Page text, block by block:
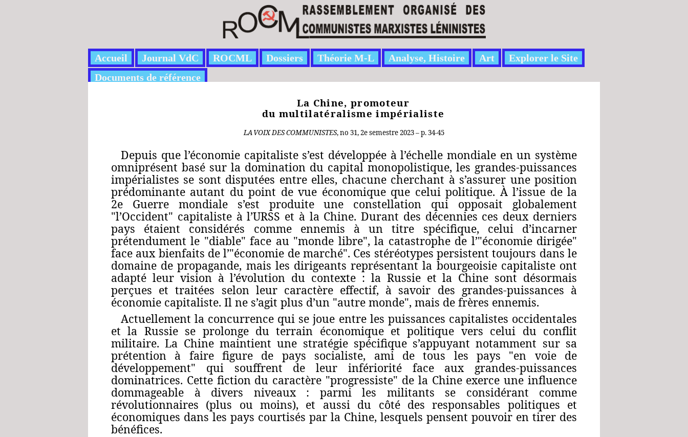
Accueil Journal VdC ROCML Dossiers Théorie M-L Analyse, Histoire Art
Explorer le Site
Documents de référence
La Chine, promoteur
du multilatéralisme impérialiste
LAVOIX DES COMMUNISTES, no 31, 2e semestre 2023 – p. 34-45
Depuis que l’économie capitaliste s’est développée à l’échelle mondiale en un système
omniprésent basé sur la domination du capital monopolistique, les grandes-puissances
impérialistes se sont disputées entre elles, chacune cherchant à s’assurer une position
prédominante autant du point de vue économique que celui politique. À l’issue de la
2e Guerre mondiale s’est produite une constellation qui opposait globalement
"l’Occident" capitaliste à l’URSS et à la Chine. Durant des décennies ces deux derniers
pays étaient considérés comme ennemis à un titre spécifique, celui d’incarner
prétendument le "diable" face au "monde libre", la catastrophe de l’"économie dirigée"
face aux bienfaits de l’"économie de marché". Ces stéréotypes persistent toujours dans le
domaine de propagande, mais les dirigeants représentant la bourgeoisie capitaliste ont
adapté leur vision à l’évolution du contexte : la Russie et la Chine sont désormais
perçues et traitées selon leur caractère effectif, à savoir des grandes-puissances à
économie capitaliste. Il ne s’agit plus d’un "autre monde", mais de frères ennemis.
Actuellement la concurrence qui se joue entre les puissances capitalistes occidentales
et la Russie se prolonge du terrain économique et politique vers celui du conflit
militaire. La Chine maintient une stratégie spécifique s’appuyant notamment sur sa
prétention à faire figure de pays socialiste, ami de tous les pays "en voie de
développement" qui souffrent de leur infériorité face aux grandes-puissances
dominatrices. Cette fiction du caractère "progressiste" de la Chine exerce une influence
dommageable à divers niveaux : parmi les militants se considérant comme
révolutionnaires (plus ou moins), et aussi du côté des responsables politiques et
économiques dans les pays courtisés par la Chine, lesquels pensent pouvoir en tirer des
bénéfices.